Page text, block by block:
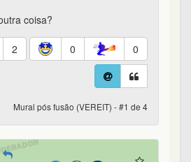
coisa?
2 0 0
Mural pós fusão (VEREIT) - #1 de 4